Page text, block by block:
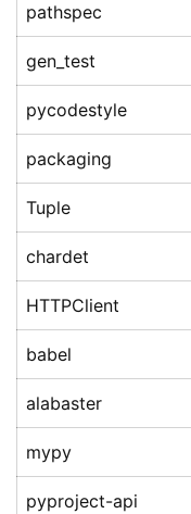
pathspec
gen_test
pycodestyle
packaging
Tuple
chardet
HTTPClient
babel
alabaster
mypy
pyproject-api